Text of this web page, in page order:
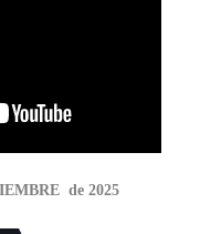
de 2025